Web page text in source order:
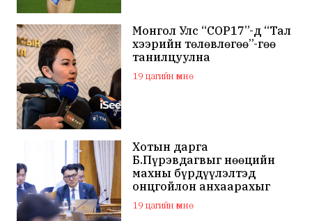
Монгол Улс “COP17”-д “Тал
хээрийн төлөвлөгөө”-гөө
танилцуулна
19 цагийн өмнө
Хотын дарга
Б.Пүрэвдагвыг нөөцийн
махны бүрдүүлэлтэд
онцгойлон анхаарахыг
үүрэг болголоо
19 цагийн өмнө